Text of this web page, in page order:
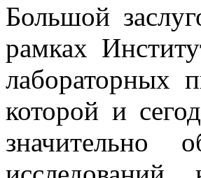
Большой
рамках
лабораторных
которой и
значительно